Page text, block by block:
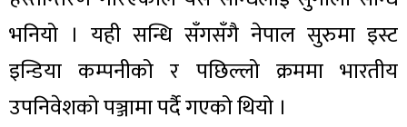
भनियो । यही सन्धि सँगसँगै नेपाल सुरुमा इस्ट
इन्डिया कम्पनीको र पछिल्लो क्रममा भारतीय
उपनिवेशको पञ्जामा पर्दै गएको थियो ।